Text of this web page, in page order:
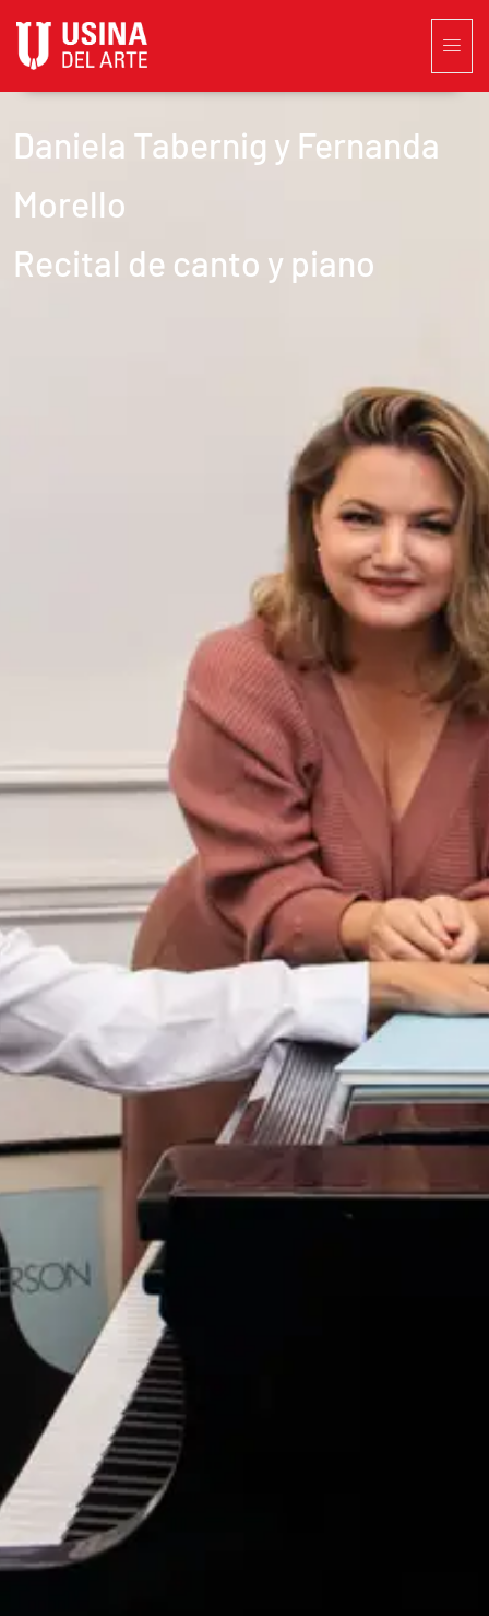
CICLO MUSICA DE CÁMARA
Daniela Tabernig y Fernanda
Morello
Recital de canto y piano